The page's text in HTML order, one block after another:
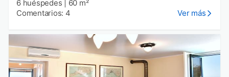
6 huéspedes
60 m²
Comentarios: 4
Ver más